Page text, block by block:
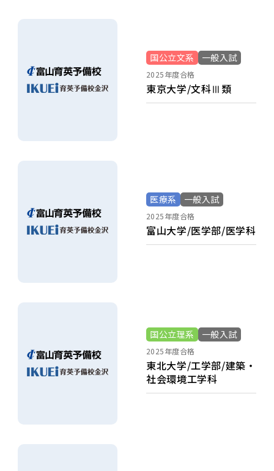
国公立文系 一般入試
2025年度合格
東京大学/文科Ⅲ類
医療系 一般入試
2025年度合格
富山大学/医学部/医学科
国公立理系 一般入試
2025年度合格
東北大学/工学部/建築・
社会環境工学科